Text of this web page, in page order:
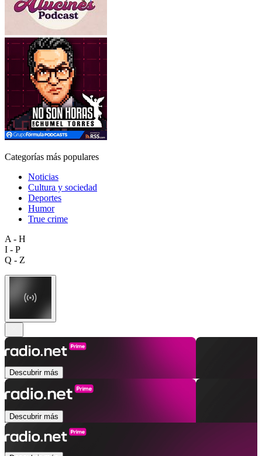
Categorías más populares
Noticias
Cultura y sociedad
Deportes
Humor
True crime
A - H
I - P
Q - Z
Descubrir más
Descubrir más